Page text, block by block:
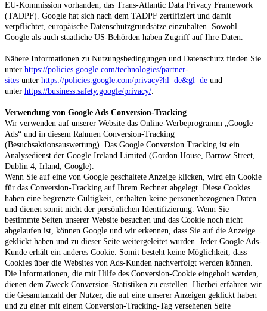
EU-Kommission vorhanden, das Trans-Atlantic Data Privacy Framework
(TADPF). Google hat sich nach dem TADPF zertifiziert und damit
verpflichtet, europäische Datenschutzgrundsätze einzuhalten.
Sowohl
Google als auch staatliche US-Behörden haben Zugriff auf Ihre Daten.
Nähere Informationen zu Nutzungsbedingungen und Datenschutz finden Sie
unter https://policies.google.com/technologies/partner-
sites unter https://policies.google.com/privacy?hl=de&gl=de und
unter https://business.safety.google/privacy/
Verwendung von Google Ads Conversion-Tracking
Wir verwenden auf unserer Website das Online-Werbeprogramm „Google
Ads“ und in diesem Rahmen Conversion-Tracking
(Besuchsaktionsauswertung). Das Google Conversion Tracking ist ein
Analysedienst der Google Ireland Limited (Gordon House, Barrow Street,
Dublin 4, Irland; Google).
Wenn Sie auf eine von Google geschaltete Anzeige klicken, wird ein Cookie
für das Conversion-Tracking auf Ihrem Rechner abgelegt. Diese Cookies
haben eine begrenzte Gültigkeit, enthalten keine personenbezogenen Daten
und dienen somit nicht der persönlichen Identifizierung. Wenn Sie
bestimmte Seiten unserer Website besuchen und das Cookie noch nicht
abgelaufen ist, können Google und wir erkennen, dass Sie auf die Anzeige
geklickt haben und zu dieser Seite weitergeleitet wurden. Jeder Google Ads-
Kunde erhält ein anderes Cookie. Somit besteht keine Möglichkeit, dass
Cookies über die Websites von Ads-Kunden nachverfolgt werden können.
Die Informationen, die mit Hilfe des Conversion-Cookie eingeholt werden,
dienen dem Zweck Conversion-Statistiken zu erstellen. Hierbei erfahren wir
die Gesamtanzahl der Nutzer, die auf eine unserer Anzeigen geklickt haben
und zu einer mit einem Conversion-Tracking-Tag versehenen Seite